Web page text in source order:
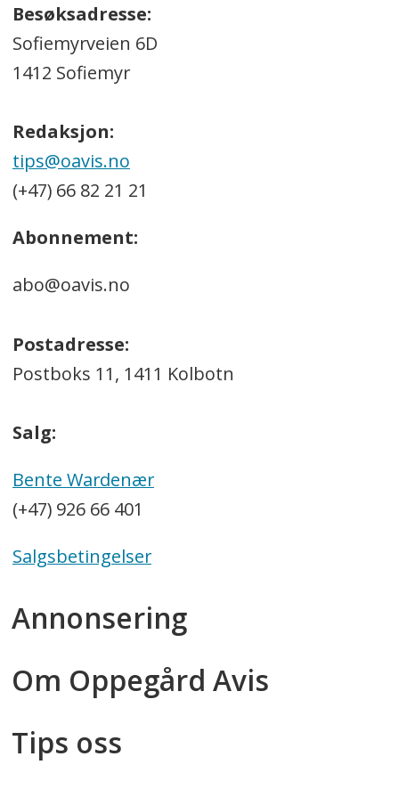
Besøksadresse:
Sofiemyrveien 6D
1412 Sofiemyr
Redaksjon:
tips@oavis.no
(+47) 66 82 21 21
Abonnement:
abo@oavis.no
Postadresse:
Postboks 11, 1411 Kolbotn
Salg:
Bente Wardenær
(+47) 926 66 401
Salgsbetingelser
Annonsering
Om Oppegård Avis
Tips oss